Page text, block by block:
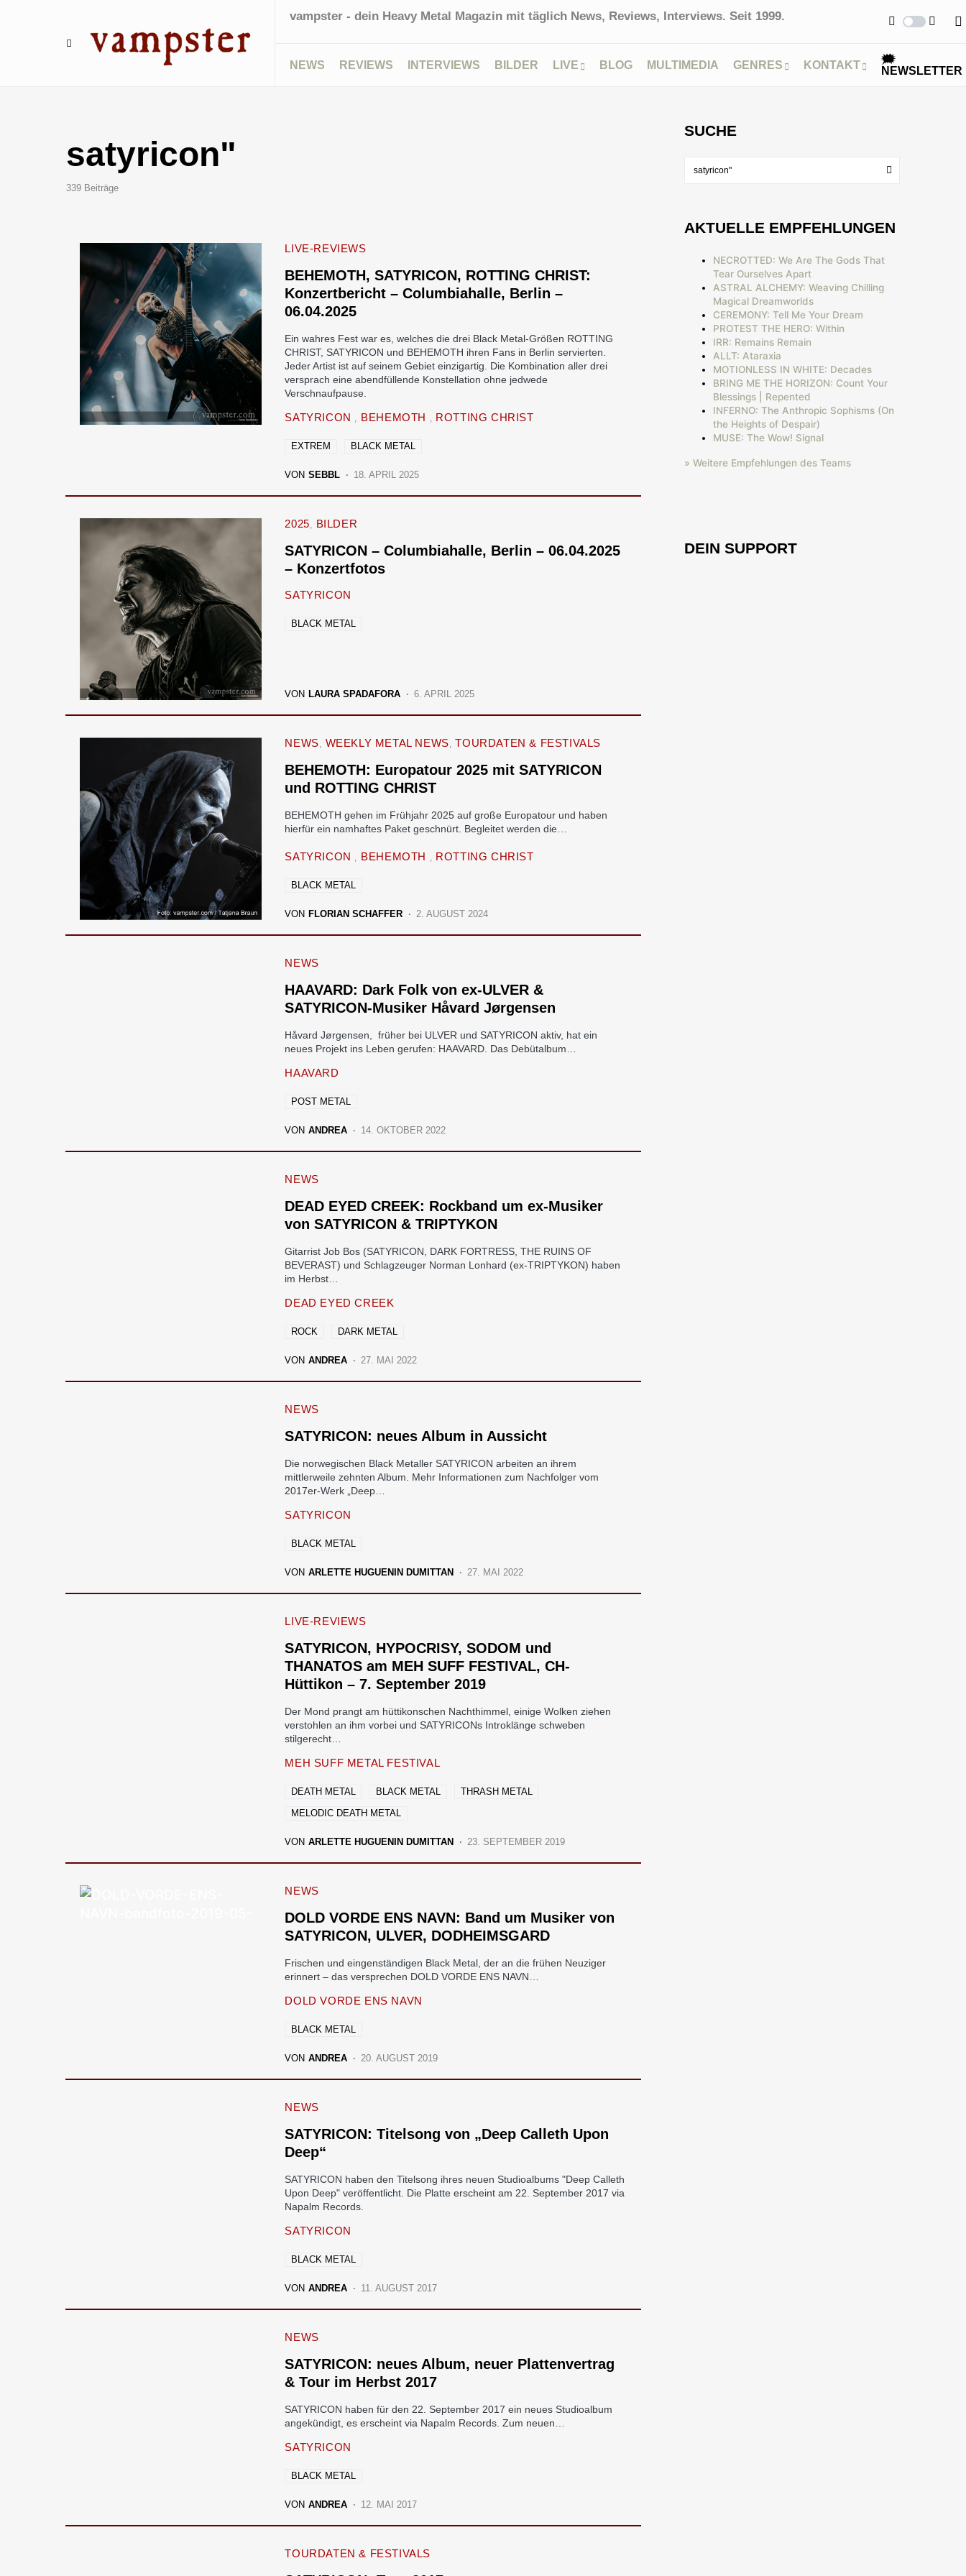
vampster - dein Heavy Metal Magazin mit täglich News, Reviews, Interviews. Seit 1999.
NEWS REVIEWS INTERVIEWS BILDER LIVE BLOG MULTIMEDIA GENRES KONTAKT
🗯
NEWSLETTER
satyricon"
339 Beiträge
LIVE-REVIEWS
BEHEMOTH, SATYRICON, ROTTING CHRIST:
Konzertbericht – Columbiahalle, Berlin –
06.04.2025
Ein wahres Fest war es, welches die drei Black Metal-Größen ROTTING
CHRIST, SATYRICON und BEHEMOTH ihren Fans in Berlin servierten.
Jeder Artist ist auf seinem Gebiet einzigartig. Die Kombination aller drei
versprach eine abendfüllende Konstellation ohne jedwede
Verschnaufpause.
SATYRICON BEHEMOTH ROTTING CHRIST
EXTREM BLACK METAL
VON SEBBL 18. APRIL 2025
2025 BILDER
SATYRICON – Columbiahalle, Berlin – 06.04.2025
– Konzertfotos
SATYRICON
BLACK METAL
VON LAURA SPADAFORA 6. APRIL 2025
NEWS WEEKLY METAL NEWS TOURDATEN & FESTIVALS
BEHEMOTH: Europatour 2025 mit SATYRICON
und ROTTING CHRIST
BEHEMOTH gehen im Frühjahr 2025 auf große Europatour und haben
hierfür ein namhaftes Paket geschnürt. Begleitet werden die…
SATYRICON BEHEMOTH ROTTING CHRIST
BLACK METAL
VON FLORIAN SCHAFFER 2. AUGUST 2024
NEWS
HAAVARD: Dark Folk von ex-ULVER &
SATYRICON-Musiker Håvard Jørgensen
Håvard Jørgensen, früher bei ULVER und SATYRICON aktiv, hat ein
neues Projekt ins Leben gerufen: HAAVARD. Das Debütalbum…
HAAVARD
POST METAL
VON ANDREA 14. OKTOBER 2022
NEWS
DEAD EYED CREEK: Rockband um ex-Musiker
von SATYRICON & TRIPTYKON
Gitarrist Job Bos (SATYRICON, DARK FORTRESS, THE RUINS OF
BEVERAST) und Schlagzeuger Norman Lonhard (ex-TRIPTYKON) haben
im Herbst…
DEAD EYED CREEK
ROCK DARK METAL
VON ANDREA 27. MAI 2022
NEWS
SATYRICON: neues Album in Aussicht
Die norwegischen Black Metaller SATYRICON arbeiten an ihrem
mittlerweile zehnten Album. Mehr Informationen zum Nachfolger vom
2017er-Werk „Deep…
SATYRICON
BLACK METAL
VON ARLETTE HUGUENIN DUMITTAN 27. MAI 2022
LIVE-REVIEWS
SATYRICON, HYPOCRISY, SODOM und
THANATOS am MEH SUFF FESTIVAL, CH-
Hüttikon – 7. September 2019
Der Mond prangt am hüttikonschen Nachthimmel, einige Wolken ziehen
verstohlen an ihm vorbei und SATYRICONs Introklänge schweben
stilgerecht…
MEH SUFF METAL FESTIVAL
DEATH METAL BLACK METAL
THRASH METAL
MELODIC DEATH METAL
VON ARLETTE HUGUENIN DUMITTAN 23. SEPTEMBER 2019
NEWS
DOLD VORDE ENS NAVN: Band um Musiker von
SATYRICON, ULVER, DODHEIMSGARD
Frischen und eingenständigen Black Metal, der an die frühen Neuziger
erinnert – das versprechen DOLD VORDE ENS NAVN…
DOLD VORDE ENS NAVN
BLACK METAL
VON ANDREA 20. AUGUST 2019
NEWS
SATYRICON: Titelsong von „Deep Calleth Upon
Deep“
SATYRICON haben den Titelsong ihres neuen Studioalbums "Deep Calleth
Upon Deep" veröffentlicht. Die Platte erscheint am 22. September 2017 via
Napalm Records.
SATYRICON
BLACK METAL
VON ANDREA 11. AUGUST 2017
NEWS
SATYRICON: neues Album, neuer Plattenvertrag
& Tour im Herbst 2017
SATYRICON haben für den 22. September 2017 ein neues Studioalbum
angekündigt, es erscheint via Napalm Records. Zum neuen…
SATYRICON
BLACK METAL
VON ANDREA 12. MAI 2017
TOURDATEN & FESTIVALS
SUCHE
AKTUELLE EMPFEHLUNGEN
NECROTTED: We Are The Gods That
Tear Ourselves Apart
ASTRAL ALCHEMY: Weaving Chilling
Magical Dreamworlds
CEREMONY: Tell Me Your Dream
PROTEST THE HERO: Within
IRR: Remains Remain
ALLT: Ataraxia
MOTIONLESS IN WHITE: Decades
BRING ME THE HORIZON: Count Your
Blessings | Repented
INFERNO: The Anthropic Sophisms (On
the Heights of Despair)
MUSE: The Wow! Signal
» Weitere Empfehlungen des Teams
DEIN SUPPORT